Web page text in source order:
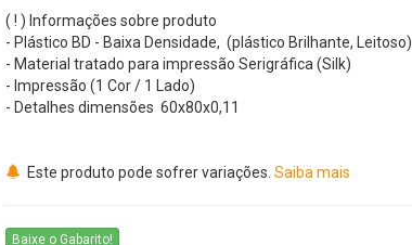
( ! ) Informações sobre produto
- Plástico BD - Baixa Densidade, (plástico Brilhante, Leitoso).
- Material tratado para impressão Serigráfica (Silk)
- Impressão (1 Cor / 1 Lado)
- Detalhes dimensões 60x80x0,11
Este produto pode sofrer variações. Saiba mais
Baixe o Gabarito!